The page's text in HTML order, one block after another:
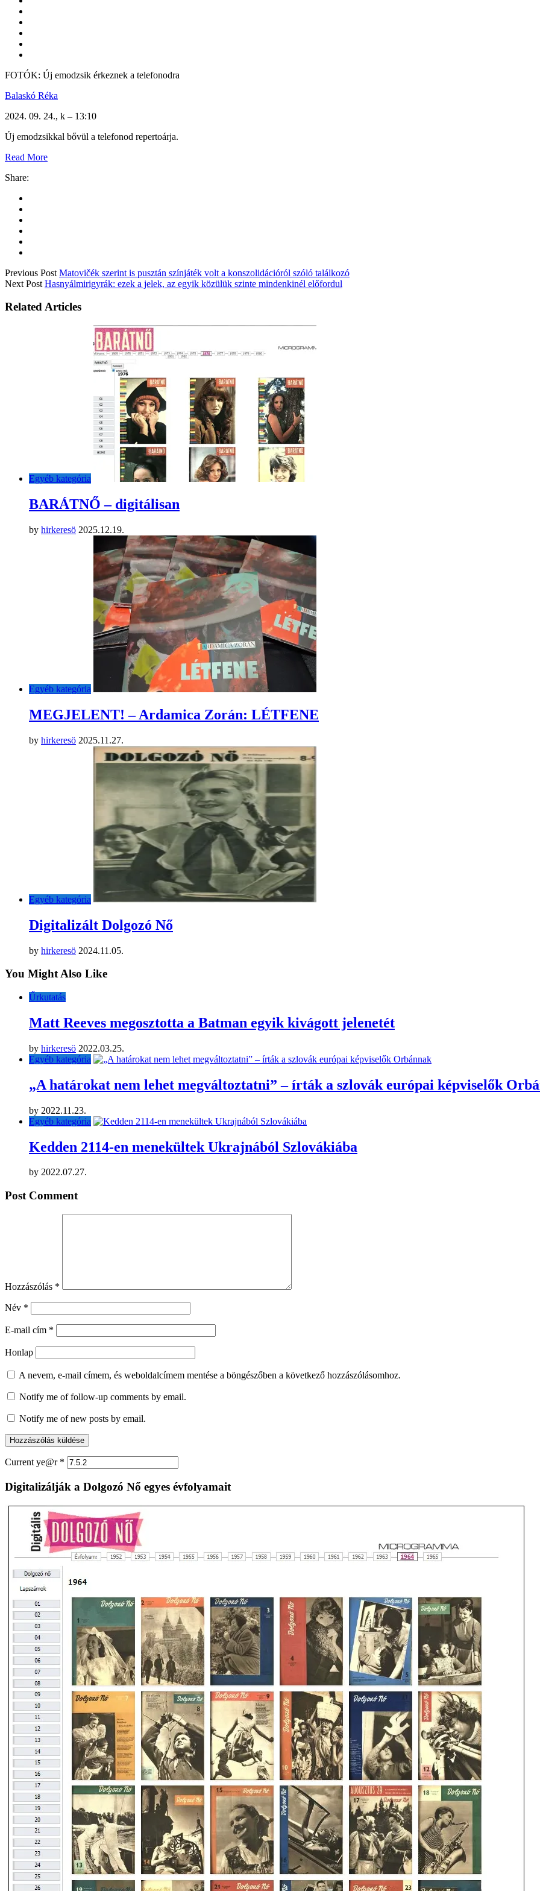
FOTÓK: Új emodzsik érkeznek a telefonodra
Balaskó Réka
2024. 09. 24., k – 13:10
Új emodzsikkal bővül a telefonod repertoárja.
Read More
Share:
Previous Post Matovičék szerint is pusztán színjáték volt a konszolidációról szóló találkozó
Next Post Hasnyálmirigyrák: ezek a jelek, az egyik közülük szinte mindenkinél előfordul
Related Articles
Egyéb kategória
BARÁTNŐ – digitálisan
by hirkeresö 2025.12.19.
Egyéb kategória
MEGJELENT! – Ardamica Zorán: LÉTFENE
by hirkeresö 2025.11.27.
Egyéb kategória
Digitalizált Dolgozó Nő
by hirkeresö 2024.11.05.
You Might Also Like
Űrkutatás
Matt Reeves megosztotta a Batman egyik kivágott jelenetét
by hirkeresö 2022.03.25.
Egyéb kategória
„A határokat nem lehet megváltoztatni” – írták a szlovák európai képviselők
by 2022.11.23.
Egyéb kategória
Kedden 2114-en menekültek Ukrajnából Szlovákiába
by 2022.07.27.
Post Comment
Hozzászólás *
Név *
E-mail cím *
Honlap
A nevem, e-mail címem, és weboldalcímem mentése a böngészőben a következő hozzászólásomhoz.
Notify me of follow-up comments by email.
Notify me of new posts by email.
Current ye@r *
Digitalizálják a Dolgozó Nő egyes évfolyamait